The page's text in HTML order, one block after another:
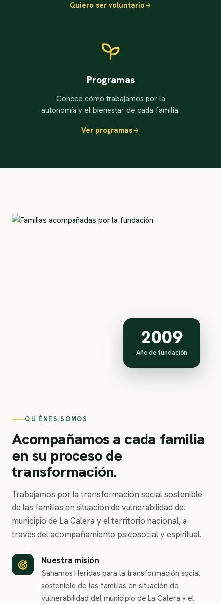
Quiero ser voluntario
Programas
Conoce cómo trabajamos por la
autonomía y el bienestar de cada familia.
Ver programas
2009
Año de fundación
QUIÉNES SOMOS
Acompañamos a cada familia
en su proceso de
transformación.
Trabajamos por la transformación social sostenible
de las familias en situación de vulnerabilidad del
municipio de La Calera y el territorio nacional, a
través del acompañamiento psicosocial y espiritual.
Nuestra misión
Sanamos Heridas para la transformación social
sostenible de las familias en situación de
vulnerabilidad del municipio de La Calera y el